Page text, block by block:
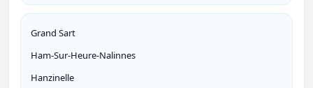
Grand Sart
Ham-Sur-Heure-Nalinnes
Hanzinelle